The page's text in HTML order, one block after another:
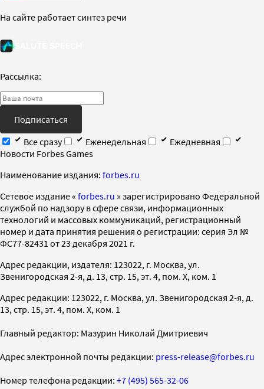
На сайте работает синтез речи
Рассылка:
Подписаться
Все сразу
Еженедельная
Ежедневная
Новости Forbes Games
Наименование издания: forbes.ru
Cетевое издание « forbes.ru » зарегистрировано Федеральной
службой по надзору в сфере связи, информационных
технологий и массовых коммуникаций, регистрационный
номер и дата принятия решения о регистрации: серия Эл №
ФС77-82431 от 23 декабря 2021 г.
Адрес редакции, издателя: 123022, г. Москва, ул.
Звенигородская 2-я, д. 13, стр. 15, эт. 4, пом. X, ком. 1
Адрес редакции: 123022, г. Москва, ул. Звенигородская 2-я, д.
13, стр. 15, эт. 4, пом. X, ком. 1
Главный редактор: Мазурин Николай Дмитриевич
Адрес электронной почты редакции: press-release@forbes.ru
Номер телефона редакции: +7 (495) 565-32-06